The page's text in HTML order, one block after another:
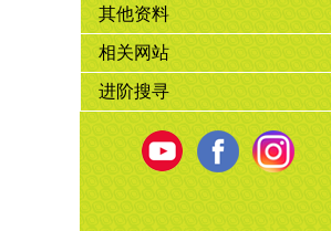
其他资料
相关网站
进阶搜寻
YoutubeFacebookInstagram